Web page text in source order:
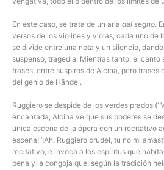
En este caso, se trata de un aria dal segno.
versos de los violines y violas, cada uno de
se divide entre una nota y un silencio,
suspenso, tragedia. Mientras tanto, el canto
frases, entre suspiros de Alcina, pero frases
del genio de Händel.
Ruggiero se despide de los verdes prados (‘
encantada; Alcina ve que sus poderes se
única escena de la ópera con un recitativo
escena! ‘¡Ah, Ruggiero crudel, tu no mi
recitativo, e invoca a los espíritus que
pena y la congoja que, según la tradición